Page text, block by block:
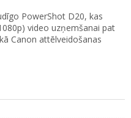
PowerShot D20, kas
video uzņemšanai pat
Canon attēlveidošanas